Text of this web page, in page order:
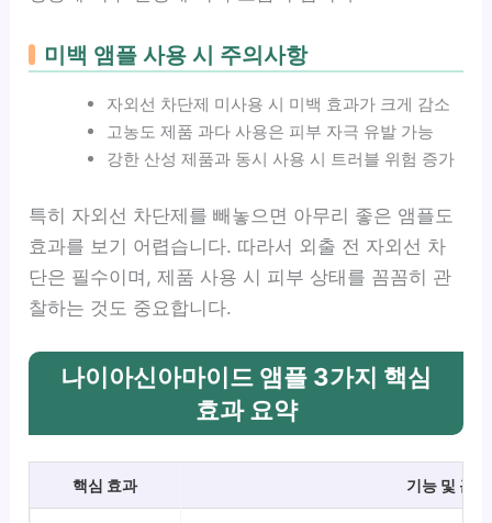
미백 앰플 사용 시 주의사항
자외선 차단제 미사용 시 미백 효과가 크게 감소
고농도 제품 과다 사용은 피부 자극 유발 가능
강한 산성 제품과 동시 사용 시 트러블 위험 증가
특히 자외선 차단제를 빼놓으면 아무리 좋은 앰플도
효과를 보기 어렵습니다. 따라서 외출 전 자외선 차
단은 필수이며, 제품 사용 시 피부 상태를 꼼꼼히 관
찰하는 것도 중요합니다.
나이아신아마이드 앰플 3가지 핵심
효과 요약
핵심 효과 기능 및 근거